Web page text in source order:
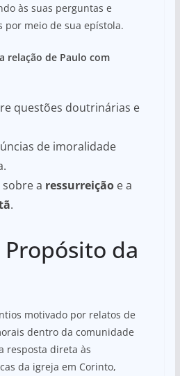
às suas perguntas e
por meio de sua epístola.
relação de Paulo com
questões doutrinárias e
de imoralidade
a ressurreiçãoe a
.
Propósito da
motivado por relatos de
dentro da comunidade
resposta direta às
da igreja em Corinto,